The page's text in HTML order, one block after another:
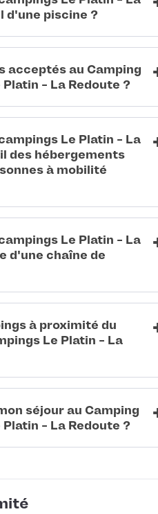
d'une piscine ?
acceptés au Camping
- La Redoute ?
Le Platin - La
des hébergements
à mobilité
Le Platin - La
d'une chaîne de
à proximité du
Le Platin - La
séjour au Camping
- La Redoute ?